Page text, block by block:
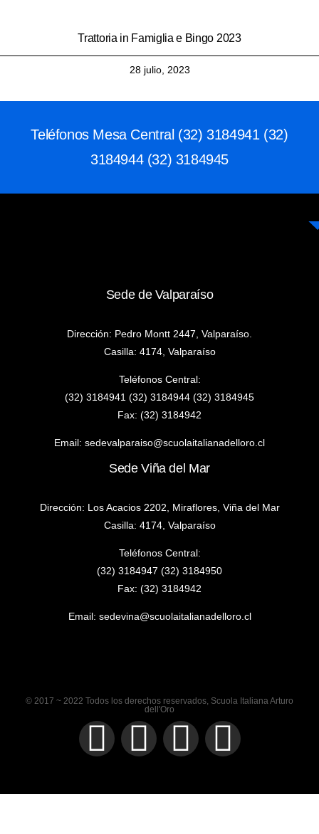
Trattoria in Famiglia e Bingo 2023
28 julio, 2023
Teléfonos Mesa Central (32) 3184941 (32)
3184944 (32) 3184945
Sede de Valparaíso
Dirección: Pedro Montt 2447, Valparaíso.
Casilla: 4174, Valparaíso
Teléfonos Central:
(32) 3184941 (32) 3184944 (32) 3184945
Fax: (32) 3184942
Email: sedevalparaiso@scuolaitalianadelloro.cl
Sede Viña del Mar
Dirección: Los Acacios 2202, Miraflores, Viña del Mar
Casilla: 4174, Valparaíso
Teléfonos Central:
(32) 3184947 (32) 3184950
Fax: (32) 3184942
Email: sedevina@scuolaitalianadelloro.cl
© 2017 ~ 2022 Todos los derechos reservados, Scuola Italiana Arturo
dell'Oro